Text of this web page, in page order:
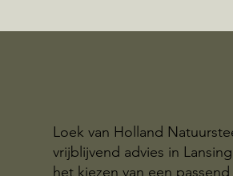
Loek van Holland
vrijblijvend advies in
het kiezen van een passend